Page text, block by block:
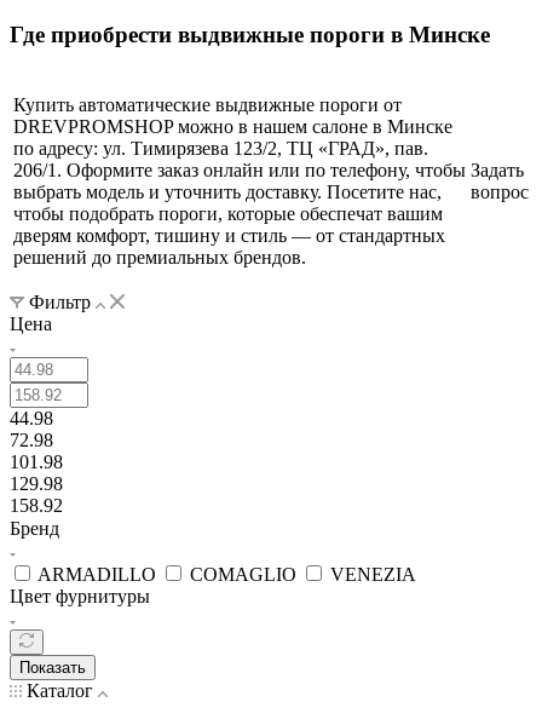
Где приобрести выдвижные пороги в Минске
Купить автоматические выдвижные пороги от
DREVPROMSHOP можно в нашем салоне в Минске
по адресу: ул. Тимирязева 123/2, ТЦ «ГРАД», пав.
206/1. Оформите заказ онлайн или по телефону, чтобы
выбрать модель и уточнить доставку. Посетите нас,
чтобы подобрать пороги, которые обеспечат вашим
дверям комфорт, тишину и стиль — от стандартных
решений до премиальных брендов.
Задать
вопрос
Фильтр
Цена
44.98
72.98
101.98
129.98
158.92
Бренд
ARMADILLO COMAGLIO
VENEZIA
Цвет фурнитуры
Показать
Каталог